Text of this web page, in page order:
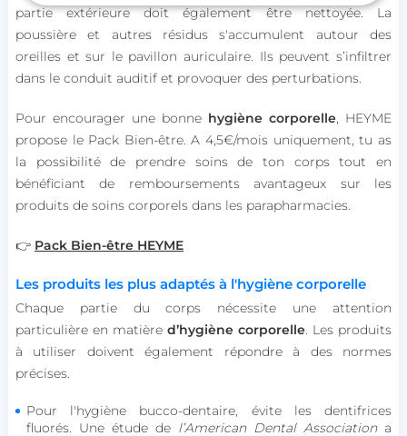
partie extérieure doit également être nettoyée. La
poussière et autres résidus s'accumulent autour des
oreilles et sur le pavillon auriculaire. Ils peuvent s’infiltrer
dans le conduit auditif et provoquer des perturbations.
Pour encourager une bonne hygiène corporelle , HEYME
propose le Pack Bien-être. A 4,5€/mois uniquement, tu as
la possibilité de prendre soins de ton corps tout en
bénéficiant de remboursements avantageux sur les
produits de soins corporels dans les parapharmacies.
👉 Pack Bien-être HEYME
Les produits les plus adaptés à l'hygiène corporelle
Chaque partie du corps nécessite une attention
particulière en matière d’hygiène corporelle . Les produits
à utiliser doivent également répondre à des normes
précises.
Pour l'hygiène bucco-dentaire, évite les dentifrices
fluorés. Une étude de l’American Dental Associationa
Strictement nécessaires
Performance
Non classifiés
fonctionnalités de base du site Web telles que la
connexion des utilisateurs et la gestion des
comptes. Le site Web ne peut pas être utilisé
correctement sans les cookies strictement
Nom
Fournisseur / Domaine
lccst accounts.livechat.com